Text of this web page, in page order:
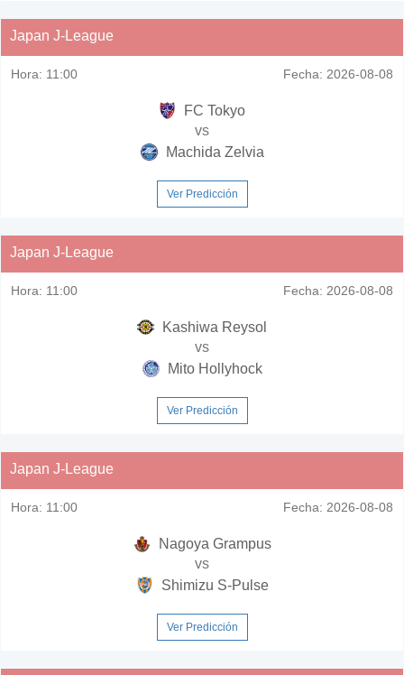
Japan J-League
Hora: 11:00 Fecha: 2026-08-08
FC Tokyo
vs
Machida Zelvia
Ver Predicción
Japan J-League
Hora: 11:00 Fecha: 2026-08-08
Kashiwa Reysol
vs
Mito Hollyhock
Ver Predicción
Japan J-League
Hora: 11:00 Fecha: 2026-08-08
Nagoya Grampus
vs
Shimizu S-Pulse
Ver Predicción